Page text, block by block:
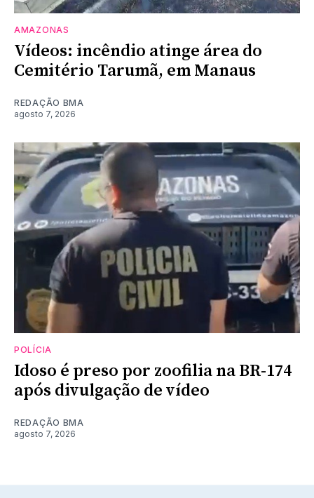
AMAZONAS
Vídeos: incêndio atinge área do
Cemitério Tarumã, em Manaus
REDAÇÃO BMA
agosto 7, 2026
POLÍCIA
Idoso é preso por zoofilia na BR-174
após divulgação de vídeo
REDAÇÃO BMA
agosto 7, 2026